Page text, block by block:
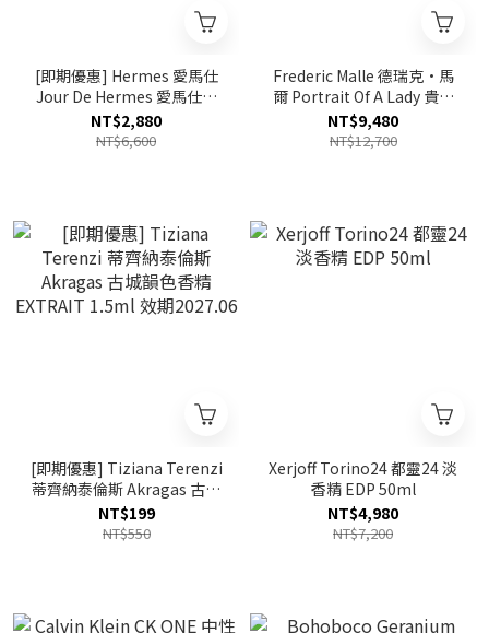
[即期優惠] Hermes 愛馬仕
Jour De Hermes 愛馬仕之
光女性淡香精 EDP 85ml 效
期至2027.12
NT$2,880
NT$6,600
Frederic Malle 德瑞克·馬
爾 Portrait Of A Lady 貴婦
肖像淡香棈 EDP 100ml
NT$9,480
NT$12,700
[即期優惠] Tiziana Terenzi
蒂齊納泰倫斯 Akragas 古城
韻色香精 EXTRAIT 1.5ml 效
期2027.06
NT$199
NT$550
Xerjoff Torino24 都靈24 淡
香精 EDP 50ml
NT$4,980
NT$7,200